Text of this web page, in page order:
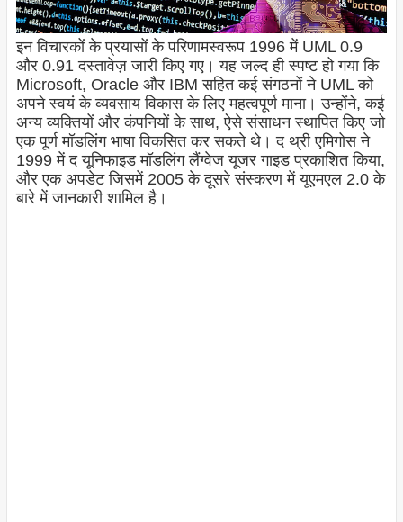
इन विचारकों के प्रयासों के परिणामस्वरूप 1996 में UML 0.9
और 0.91 दस्तावेज़ जारी किए गए। यह जल्द ही स्पष्ट हो गया कि
Microsoft, Oracle और IBM सहित कई संगठनों ने UML को
अपने स्वयं के व्यवसाय विकास के लिए महत्वपूर्ण माना। उन्होंने, कई
अन्य व्यक्तियों और कंपनियों के साथ, ऐसे संसाधन स्थापित किए जो
एक पूर्ण मॉडलिंग भाषा विकसित कर सकते थे। द थ्री एमिगोस ने
1999 में द यूनिफाइड मॉडलिंग लैंग्वेज यूजर गाइड प्रकाशित किया,
और एक अपडेट जिसमें 2005 के दूसरे संस्करण में यूएमएल 2.0 के
बारे में जानकारी शामिल है।